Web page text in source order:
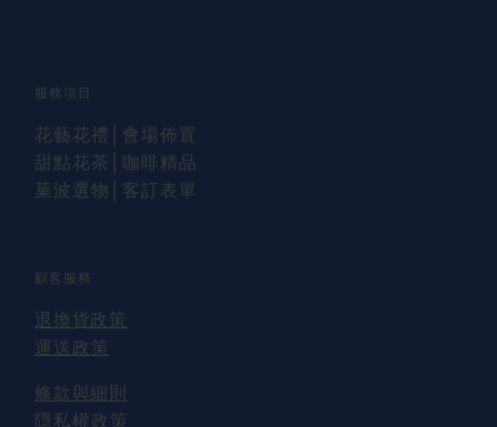
服務項目
花藝花禮
│會場佈置
甜點花茶│咖啡精品
菓波選物
客訂表單
顧客服務
退換貨政策
運送 政策
條款與細則
隱私權政策